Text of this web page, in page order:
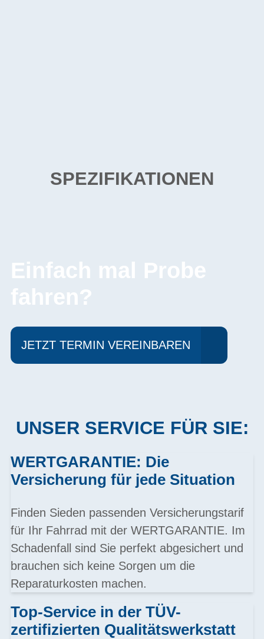
SPEZIFIKATIONEN
Einfach mal Probe
fahren?
JETZT TERMIN VEREINBAREN
UNSER SERVICE FÜR SIE:
WERTGARANTIE: Die
Versicherung für jede Situation
Finden Sieden passenden Versicherungstarif
für Ihr Fahrrad mit der WERTGARANTIE. Im
Schadenfall sind Sie perfekt abgesichert und
brauchen sich keine Sorgen um die
Reparaturkosten machen.
Top-Service in der TÜV-
zertifizierten Qualitätswerkstatt